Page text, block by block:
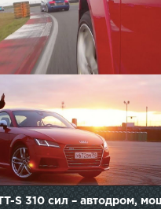
S 310 сил – автодром,